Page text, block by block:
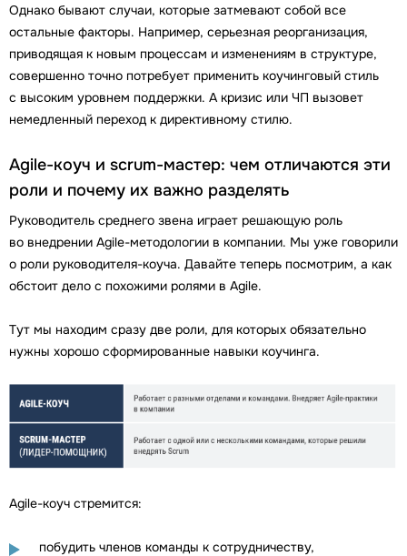
Однако бывают случаи, которые затмевают собой все
остальные факторы. Например, серьезная реорганизация,
приводящая к новым процессам и изменениям в структуре,
совершенно точно потребует применить коучинговый стиль
с высоким уровнем поддержки. А кризис или ЧП вызовет
немедленный переход к директивному стилю.
Agile-коуч и scrum-мастер: чем отличаются эти
роли и почему их важно разделять
Руководитель среднего звена играет решающую роль
во внедрении Agile-методологии в компании. Мы уже говорили
о роли руководителя-коуча. Давайте теперь посмотрим, а как
обстоит дело с похожими ролями в Agile.
Тут мы находим сразу две роли, для которых обязательно
нужны хорошо сформированные навыки коучинга.
Agile-коуч стремится:
побудить членов команды к сотрудничеству,